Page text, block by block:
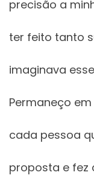
precisão a
ter feito tanto
imaginava esse
Permaneço
cada pessoa
proposta e fez